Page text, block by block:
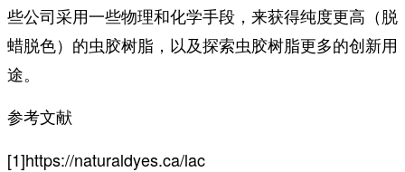
些公司采用一些物理和化学手段，来获得纯度更高（脱
蜡脱色）的虫胶树脂，以及探索虫胶树脂更多的创新用
途。
参考文献
[1]https://naturaldyes.ca/lac